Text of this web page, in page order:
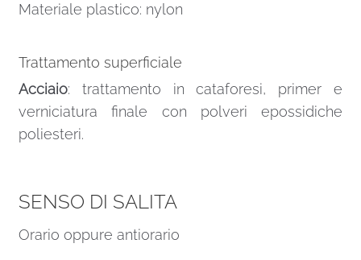
Materiale plastico: nylon
Trattamento superficiale
Acciaio: trattamento in cataforesi, primer e
verniciatura finale con polveri epossidiche
poliesteri.
SENSO DI SALITA
Orario oppure antiorario